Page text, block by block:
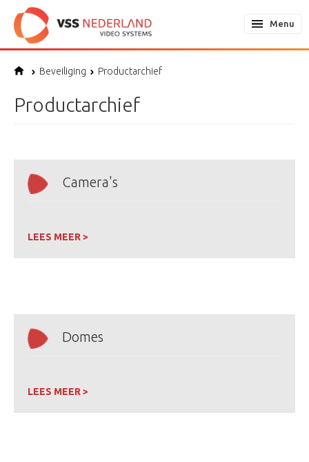
Menu
Beveiliging Productarchief
Productarchief
Camera's
LEES MEER >
Domes
LEES MEER >